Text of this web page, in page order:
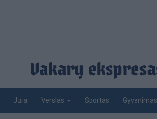
Jūra Verslas Sportas Gyvenimas